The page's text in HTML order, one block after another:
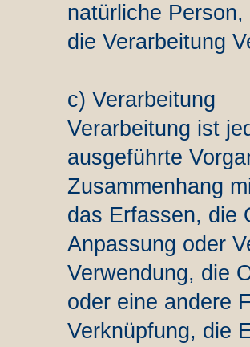
natürliche
die Verarbeitung
c) Verarbeitung
Verarbeitung ist
ausgeführte
Zusammenhang
das Erfassen, die
Anpassung oder
Verwendung, die
oder eine andere
Verknüpfung, die